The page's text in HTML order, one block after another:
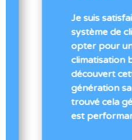
Je suis satisfait de
système de
opter pour un
climatisation
découvert cette
génération sans
trouvé cela génial
est performant et